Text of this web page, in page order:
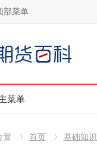
部菜单
菜单
置 首页 基础知识